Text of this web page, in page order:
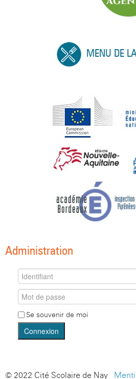
MENU DE
Administration
Se souvenir de moi
Connexion
© 2022 Cité Scolaire de Nay -